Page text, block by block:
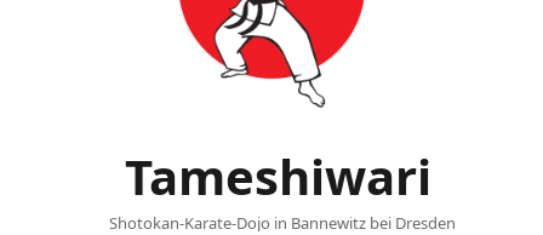
Tameshiwari
Shotokan-Karate-Dojo in Bannewitz bei Dresden